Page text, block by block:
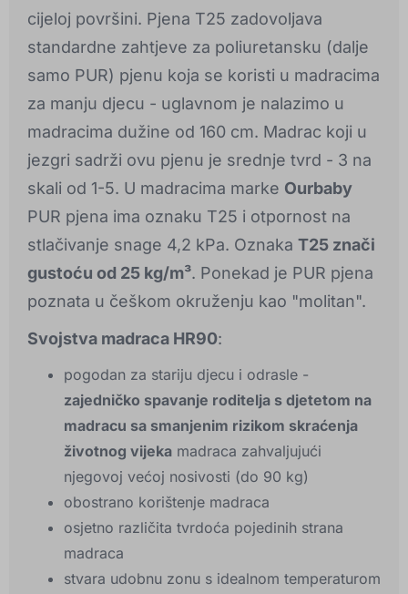
cijeloj površini. Pjena T25 zadovoljava
standardne zahtjeve za poliuretansku (dalje
samo PUR) pjenu koja se koristi u madracima
za manju djecu - uglavnom je nalazimo u
madracima dužine od 160 cm. Madrac koji u
jezgri sadrži ovu pjenu je srednje tvrd - 3 na
skali od 1-5. U madracima marke Ourbaby
PUR pjena ima oznaku T25 i otpornost na
stlačivanje snage 4,2 kPa. Oznaka T25 znači
gustoću od 25 kg/m³. Ponekad je PUR pjena
poznata u češkom okruženju kao "molitan".
Svojstva madraca HR90:
pogodan za stariju djecu i odrasle -
zajedničko spavanje roditelja s djetetom na
madracu sa smanjenim rizikom skraćenja
životnog vijeka madraca zahvaljujući
njegovoj većoj nosivosti (do 90 kg)
obostrano korištenje madraca
osjetno različita tvrdoća pojedinih strana
madraca
stvara udobnu zonu s idealnom temperaturom